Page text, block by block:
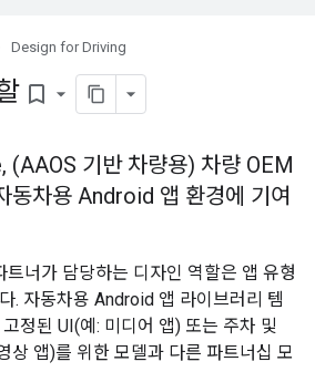
Design for Driving
bookmark_border
(AAOS 기반 차량용) 차량 OEM
동차용 Android 앱 환경에 기여
트너가 담당하는 디자인 역할은 앱 유형
. 자동차용 Android 앱 라이브러리 템
정된 UI(예: 미디어 앱) 또는 주차 및
상 앱)를 위한 모델과 다른 파트너십 모